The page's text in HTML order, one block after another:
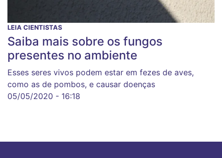
LEIA CIENTISTAS
Saiba mais sobre os fungos
presentes no ambiente
Esses seres vivos podem estar em fezes de aves,
como as de pombos, e causar doenças
05/05/2020 - 16:18